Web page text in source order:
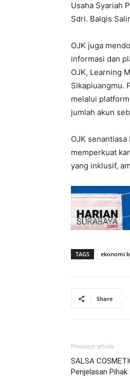
Usaha Syariah
Sdri. Balqis
OJK juga
informasi dan
OJK, Learning
Sikapiuangmu.
melalui
jumlah akun
OJK
memperkuat
yang inklusif,
TAGS ekonomi
Share
Previous article
SALSA
Penjelasan Pihak